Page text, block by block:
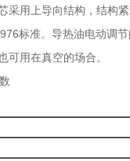
采用上导向结构，结构
标准。导热油电动调
可用在真空的场合。